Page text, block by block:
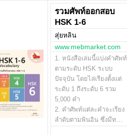
รวมศัพท์ออกสอบ
HSK 1-6
สุ่ยหลิน
www.mebmarket.com
1. หนังสือเล่มนี้แบ่งคำศัพท์
ตามระดับ HSK ระบบ
ปัจจุบัน โดยไล่เรียงตั้งแต่
ระดับ 1 ถึงระดับ 6 รวม
5,000 คำ
2. คำศัพท์แต่ละคำจะเรียง
ลำดับตามพินอิน ซึ่งมีท…